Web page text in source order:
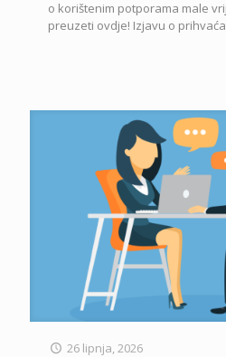
o korištenim potporama male
preuzeti ovdje! Izjavu o
26 lipnja, 2026